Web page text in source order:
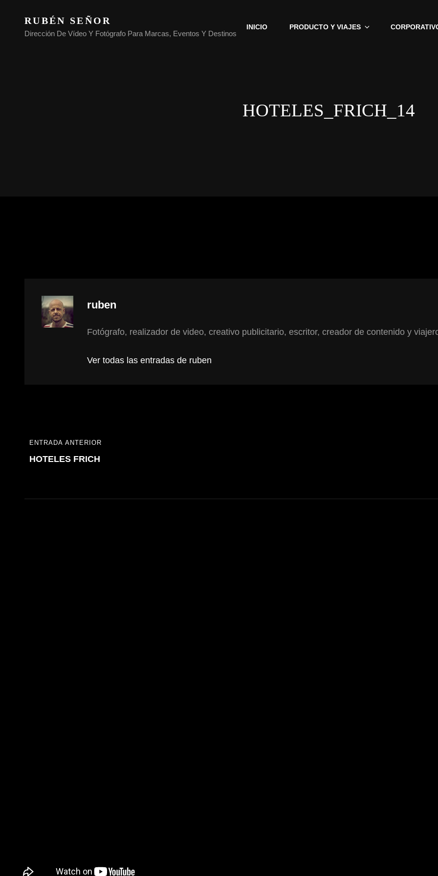
RUBÉN SEÑOR
Dirección De Vídeo Y Fotógrafo Para Marcas, Eventos Y Destinos
INICIO PRODUCTO Y VIAJES
HOTELES_FRICH_14
Autor:
ruben
Fotógrafo, realizador de video, creativo publicitario, escritor, creador de contenido y
Ver todas las entradas de ruben
Navegación
de
ENTRADA
ANTERIOR
ENTRADA ANTERIOR
HOTELES FRICH